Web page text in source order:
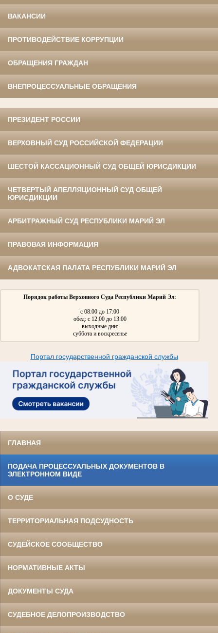
ВАКАНСИИ
ПРОТИВОДЕЙСТВИЕ КОРРУПЦИИ
ОБРАЩЕНИЯ ГРАЖДАН
ВНЕПРОЦЕССУАЛЬНЫЕ ОБРАЩЕНИЯ
ПРЕЗИДЕНТ РОССИИ
ВЕРХОВНЫЙ СУД РОССИЙСКОЙ ФЕДЕРАЦИИ
ШЕСТОЙ КАССАЦИОННЫЙ СУД ОБЩЕЙ ЮРИСДИКЦИИ
ЧЕТВЕРТЫЙ АПЕЛЛЯЦИОННЫЙ СУД ОБЩЕЙ
ЮРИСДИКЦИИ
АРБИТРАЖНЫЙ СУД РЕСПУБЛИКИ МАРИЙ ЭЛ
ПРАВОВАЯ ИНФОРМАЦИЯ
АДВОКАТСКАЯ ПАЛАТА РЕСПУБЛИКИ МАРИЙ ЭЛ
Порядок работы Верховного Суда Республики Марий Эл:
с 08:00 до 17:00
обед: с 12:00 до 13:00
выходные дни:
суббота и воскресенье
Портал государственной гражданской службы
ГЛАВНАЯ
ПОДАЧА ПРОЦЕССУАЛЬНЫХ ДОКУМЕНТОВ В
ЭЛЕКТРОННОМ ВИДЕ
О СУДЕ
ТЕРРИТОРИАЛЬНАЯ ПОДСУДНОСТЬ
СУДЕЙСКОЕ СООБЩЕСТВО
НОРМАТИВНЫЕ АКТЫ
ДОКУМЕНТЫ СУДА
СУДЕБНОЕ ДЕЛОПРОИЗВОДСТВО